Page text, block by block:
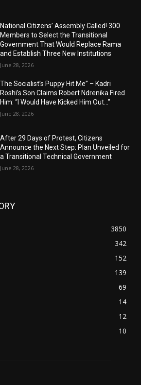
National Citizens’ Assembly Called! 300
Members to Select the Transitional
Government That Would Replace Rama
and Establish Three New Institutions
June 28, 2026
The Socialist’s Puppy Hit Me” – Kadri
Roshi’s Son Claims Robert Ndrenika Fired
Him: “I Would Have Kicked Him Out…”
June 28, 2026
After 29 Days of Protest, Citizens
Announce the Next Step: Plan Unveiled for
a Transitional Technical Government
June 28, 2026
3850
342
152
139
69
14
12
10